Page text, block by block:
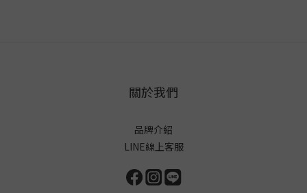
關於我們
品牌介紹
LINE線上客服